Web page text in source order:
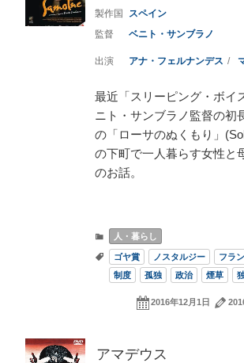
スペイン
ベニト・サンブラノ
アナ・フェルナンデス
最近「スリーピング・ボイ
ニト・サンブラノ監督の初
の「ローサのぬくもり」
の下町で一人暮らす女性と
のお話。
人・暮らし
ゴヤ賞 ノスタルジー フラ
制度
孤独 政治 煙草
2016年12月1日
アマデウス